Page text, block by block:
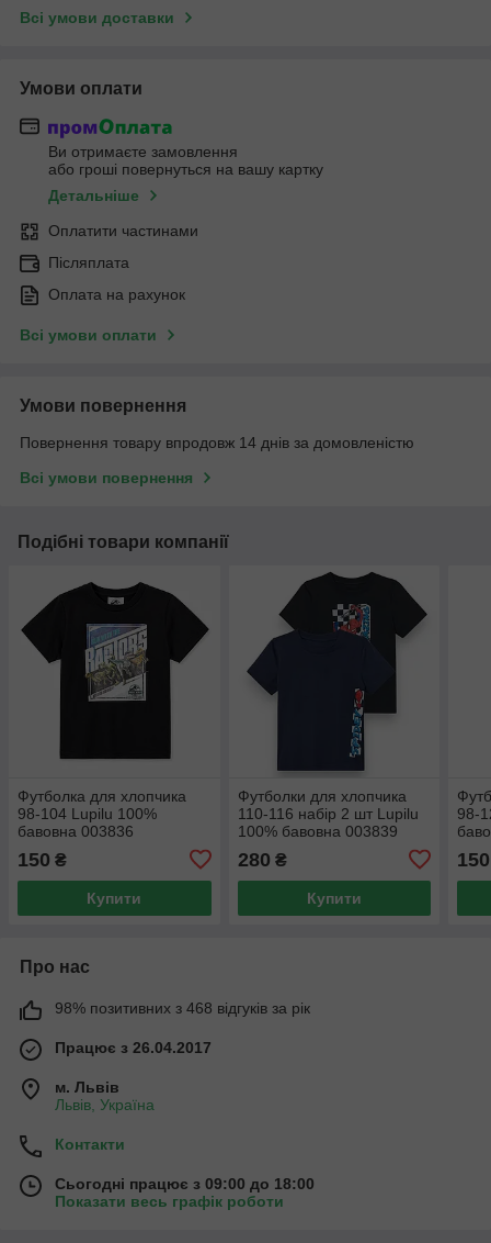
Всі умови доставки
Умови оплати
Ви отримаєте замовлення
або гроші повернуться на вашу картку
Детальніше
Оплатити частинами
Післяплата
Оплата на рахунок
Всі умови оплати
Умови повернення
Повернення товару впродовж 14 днів за домовленістю
Всі умови повернення
Подібні товари компанії
Футболка для хлопчика
98-104 Lupilu 100%
бавовна 003836
150 ₴
Купити
Футболки для хлопчика
110-116 набір 2 шт Lupilu
100% бавовна 003839
280 ₴
Купити
98-
150
Про нас
98% позитивних з 468 відгуків за рік
Працює з 26.04.2017
м. Львів
Львів, Україна
Контакти
Сьогодні працює з 09:00 до 18:00
Показати весь графік роботи